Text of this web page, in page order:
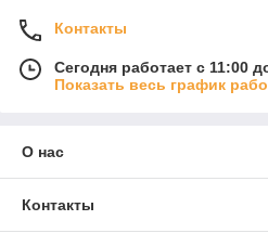
Контакты
Сегодня работает с 11:00
Показать весь график
О нас
Контакты